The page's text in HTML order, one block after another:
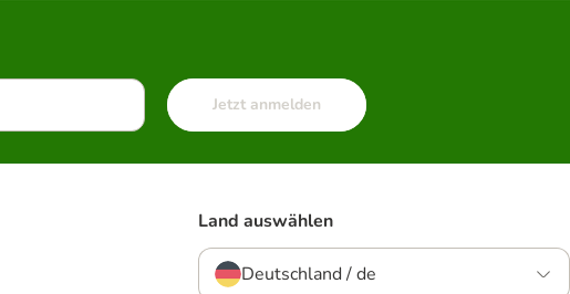
Jetzt anmelden
Land auswählen
Deutschland / de